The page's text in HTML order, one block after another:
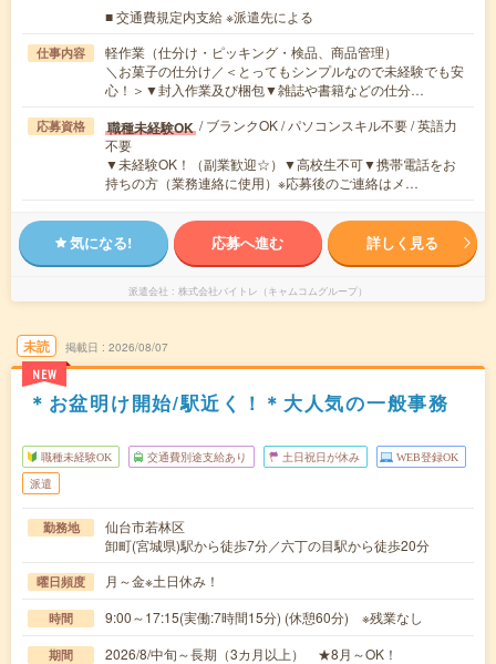
■ 交通費規定内支給 ※派遣先による
仕事内容
軽作業（仕分け・ピッキング・検品、商品管理）
＼お菓子の仕分け／＜とってもシンプルなので未経験でも安
心！＞▼封入作業及び梱包▼雑誌や書籍などの仕分…
応募資格 職種未経験OK / ブランクOK / パソコンスキル不要 / 英語力
不要
▼未経験OK！（副業歓迎☆）▼高校生不可▼携帯電話をお
持ちの方（業務連絡に使用）※応募後のご連絡はメ…
気になる! 応募へ進む 詳しく見る
派遣会社 株式会社バイトレ（キャムコムグループ）
未読
NEW
掲載日 2026/08/07
＊お盆明け開始/駅近く！＊大人気の一般事務
職種未経験OK 交通費別途支給あり 土日祝日が休み WEB登録OK
派遣
勤務地
仙台市若林区
卸町(宮城県)駅から徒歩7分／六丁の目駅から徒歩20分
曜日頻度 月～金※土日休み！
時間 9:00～17:15(実働:7時間15分) (休憩60分) ※残業なし
期間 2026/8/中旬～長期（3カ月以上） ★8月～OK！